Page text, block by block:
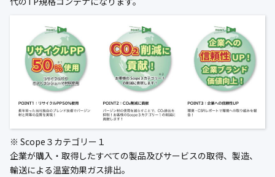
※ Scope３カテゴリー１
企業が購入・取得したすべての製品及びサービスの取得、製造、
輸送による温室効果ガス排出。